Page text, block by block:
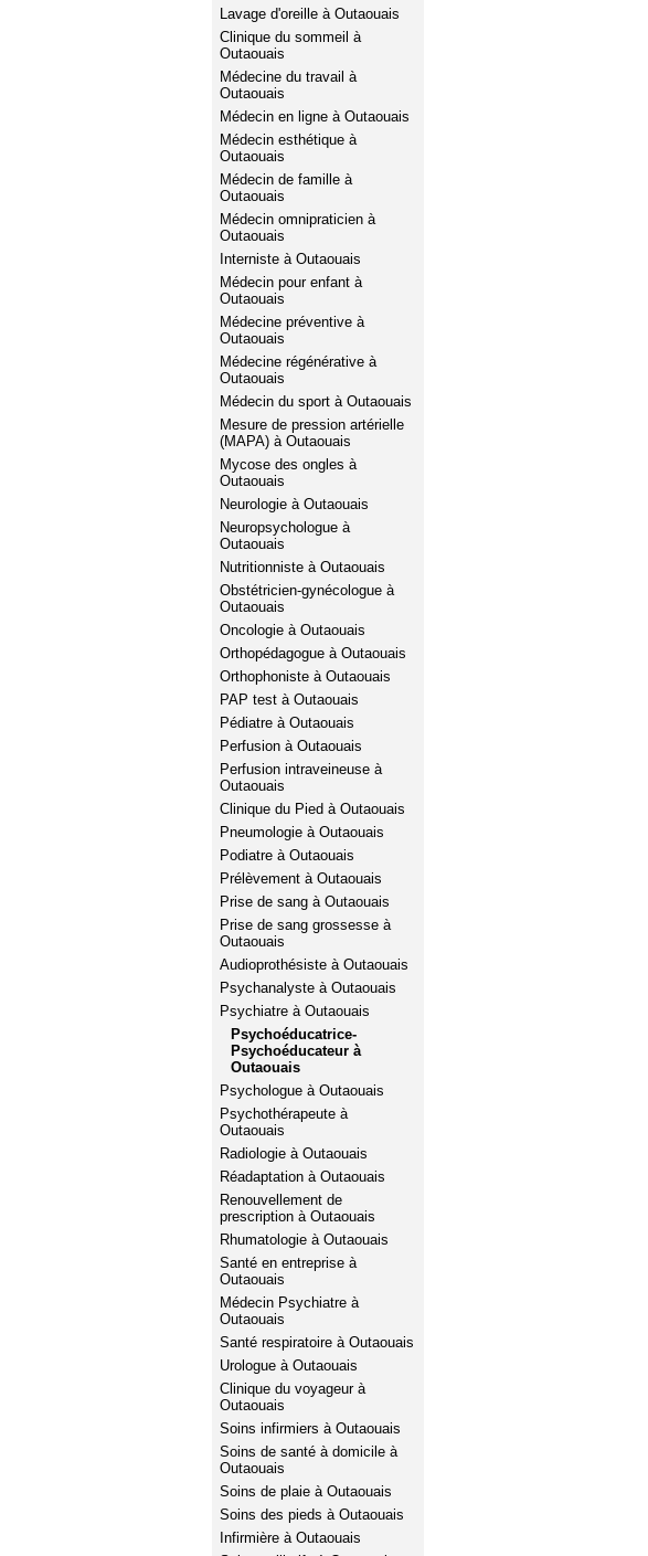
Lavage d'oreille à Outaouais
Clinique du sommeil à
Outaouais
Médecine du travail à
Outaouais
Médecin en ligne à Outaouais
Médecin esthétique à
Outaouais
Médecin de famille à
Outaouais
Médecin omnipraticien à
Outaouais
Interniste à Outaouais
Médecin pour enfant à
Outaouais
Médecine préventive à
Outaouais
Médecine régénérative à
Outaouais
Médecin du sport à Outaouais
Mesure de pression artérielle
(MAPA) à Outaouais
Mycose des ongles à
Outaouais
Neurologie à Outaouais
Neuropsychologue à
Outaouais
Nutritionniste à Outaouais
Obstétricien-gynécologue à
Outaouais
Oncologie à Outaouais
Orthopédagogue à Outaouais
Orthophoniste à Outaouais
PAP test à Outaouais
Pédiatre à Outaouais
Perfusion à Outaouais
Perfusion intraveineuse à
Outaouais
Clinique du Pied à Outaouais
Pneumologie à Outaouais
Podiatre à Outaouais
Prélèvement à Outaouais
Prise de sang à Outaouais
Prise de sang grossesse à
Outaouais
Audioprothésiste à Outaouais
Psychanalyste à Outaouais
Psychiatre à Outaouais
Psychoéducatrice-
Psychoéducateur à
Outaouais
Psychologue à Outaouais
Psychothérapeute à
Outaouais
Radiologie à Outaouais
Réadaptation à Outaouais
Renouvellement de
prescription à Outaouais
Rhumatologie à Outaouais
Santé en entreprise à
Outaouais
Médecin Psychiatre à
Outaouais
Santé respiratoire à Outaouais
Urologue à Outaouais
Clinique du voyageur à
Outaouais
Soins infirmiers à Outaouais
Soins de santé à domicile à
Outaouais
Soins de plaie à Outaouais
Soins des pieds à Outaouais
Infirmière à Outaouais